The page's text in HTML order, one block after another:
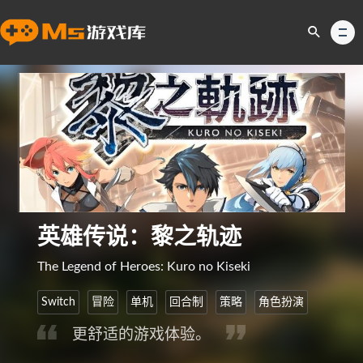
英雄传说：黎之轨迹
The Legend of Heroes: Kuro no Kiseki
Switch 冒险 单机 回合制 策略 角色扮演
更舒适的游戏体验。